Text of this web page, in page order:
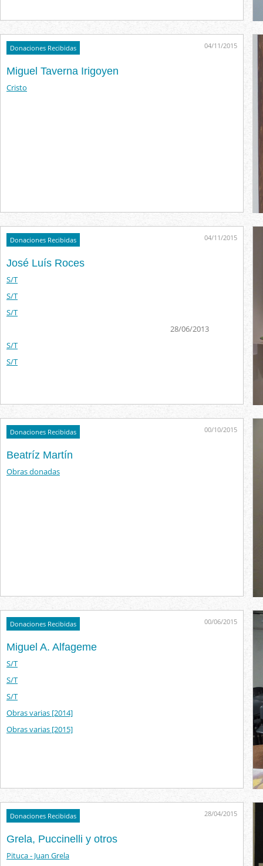
Donaciones Recibidas 04/11/2015
Miguel Taverna Irigoyen
Cristo
Donaciones Recibidas 04/11/2015
José Luís Roces
S/T
S/T
S/T
28/06/2013
S/T
S/T
Donaciones Recibidas 00/10/2015
Beatríz Martín
Obras donadas
Donaciones Recibidas 00/06/2015
Miguel A. Alfageme
S/T
S/T
S/T
Obras varias [2014]
Obras varias [2015]
Donaciones Recibidas 28/04/2015
Grela, Puccinelli y otros
Pituca - Juan Grela